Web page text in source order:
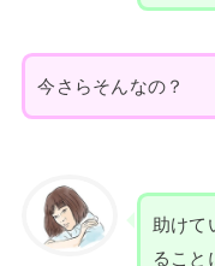
今さらそんなの？
助けて
ること